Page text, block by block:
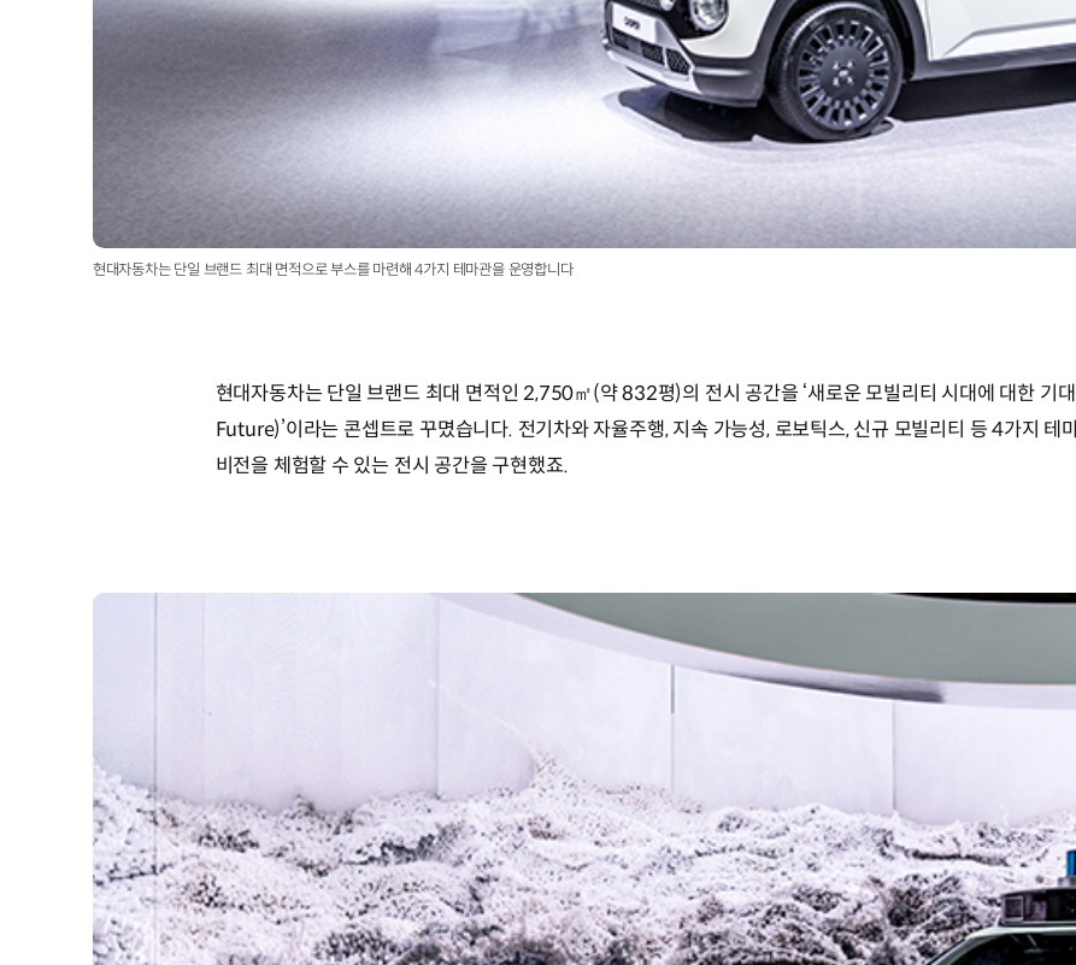
현대자동차는 단일 브랜드 최대 면적으로 부스를 마련해 4가지 테마관을 운영합니다
현대자동차는 단일 브랜드 최대 면적인 2,750㎡(약 832평)의 전시 공간을 ‘새로운 모빌리티 시대에 대한
Future)’이라는 콘셉트로 꾸몄습니다. 전기차와 자율주행, 지속 가능성, 로보틱스, 신규 모빌리티 등 4가지 테
비전을 체험할 수 있는 전시 공간을 구현했죠.